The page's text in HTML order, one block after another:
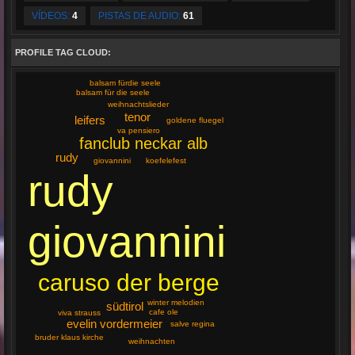
VÍDEOS: 4 PISTAS DE AUDIO: 61
PROFILE TAG CLOUD:
rudy
giovannini
caruso der berge
fanclub neckar alb
südtirol
tenor
leifers
rudy
evelin vordermeier
weihnachtslieder
koefelefest
giovannini
viva strauss
winter melodien
weihnachten
balsam für die seele
balsam fürdie seele
salve regina
va pensiero
cafe ole
goldene fluegel
bruder klaus kirche